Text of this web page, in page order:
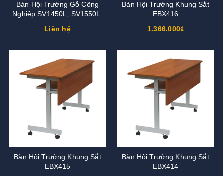
Bàn Hội Trường Gỗ Công
Nghiệp SV1450L, SV1550L,
Liên hệ
Bàn Hội Trường Khung Sắt
EBX416
1.366.000₫
Bàn Hội Trường Khung Sắt
EBX415
Bàn Hội Trường Khung Sắt
EBX414